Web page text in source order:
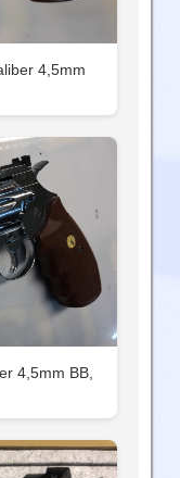
4,5mm
4,5mm BB,